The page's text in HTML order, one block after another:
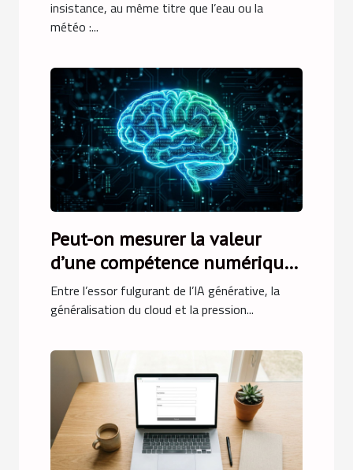
numérique
insistance, au même titre que l’eau ou la
météo :...
Peut-on mesurer la valeur
d’une compétence numérique
en finance ?
Entre l’essor fulgurant de l’IA générative, la
généralisation du cloud et la pression...